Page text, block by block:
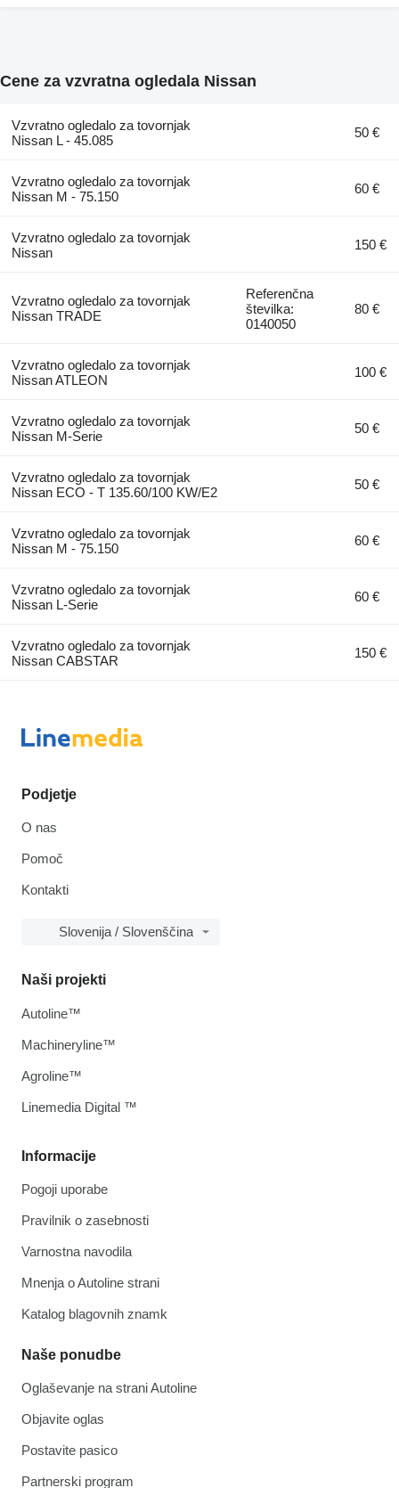
Cene za vzvratna ogledala Nissan
Vzvratno ogledalo za tovornjak
Nissan L - 45.085
50 €
Vzvratno ogledalo za tovornjak
Nissan M - 75.150
60 €
Vzvratno ogledalo za tovornjak
Nissan
150 €
Vzvratno ogledalo za tovornjak
Nissan TRADE
Referenčna
številka:
0140050
80 €
Vzvratno ogledalo za tovornjak
Nissan ATLEON
100 €
Vzvratno ogledalo za tovornjak
Nissan M-Serie
50 €
Vzvratno ogledalo za tovornjak
Nissan ECO - T 135.60/100 KW/E2
50 €
Vzvratno ogledalo za tovornjak
Nissan M - 75.150
60 €
Vzvratno ogledalo za tovornjak
Nissan L-Serie
60 €
Vzvratno ogledalo za tovornjak
Nissan CABSTAR
150 €
Podjetje
O nas
Pomoč
Kontakti
Slovenija / Slovenščina
Informacije
Pogoji uporabe
Pravilnik o zasebnosti
Varnostna navodila
Mnenja o Autoline strani
Katalog blagovnih znamk
Naše ponudbe
Oglaševanje na strani Autoline
Objavite oglas
Postavite pasico
Partnerski program
Naši projekti
Autoline™
Machineryline™
Agroline™
Linemedia Digital ™